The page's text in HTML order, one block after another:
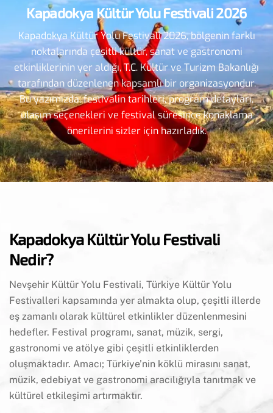
Kapadokya Kültür Yolu Festivali 2026
Kapadokya Kültür Yolu Festivali 2026, bölgenin farklı
noktalarında çeşitli kültür, sanat ve gastronomi
etkinliklerinin yer aldığı, T.C. Kültür ve Turizm Bakanlığı
tarafından düzenlenen kapsamlı bir organizasyondur.
Bu yazımızda, festivalin tarihleri, program detayları,
ulaşım seçenekleri ve festival süresince konaklama
önerilerini sizler için hazırladık.
Kapadokya Kültür Yolu Festivali
Nedir?
Nevşehir Kültür Yolu Festivali, Türkiye Kültür Yolu
Festivalleri kapsamında yer almakta olup, çeşitli illerde
eş zamanlı olarak kültürel etkinlikler düzenlenmesini
hedefler. Festival programı, sanat, müzik, sergi,
gastronomi ve atölye gibi çeşitli etkinliklerden
oluşmaktadır. Amacı; Türkiye’nin köklü mirasını sanat,
müzik, edebiyat ve gastronomi aracılığıyla tanıtmak ve
kültürel etkileşimi artırmaktır.